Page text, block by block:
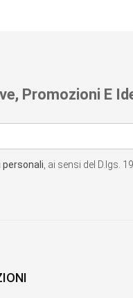
Promozioni E
personali , ai sensi del D.lgs.